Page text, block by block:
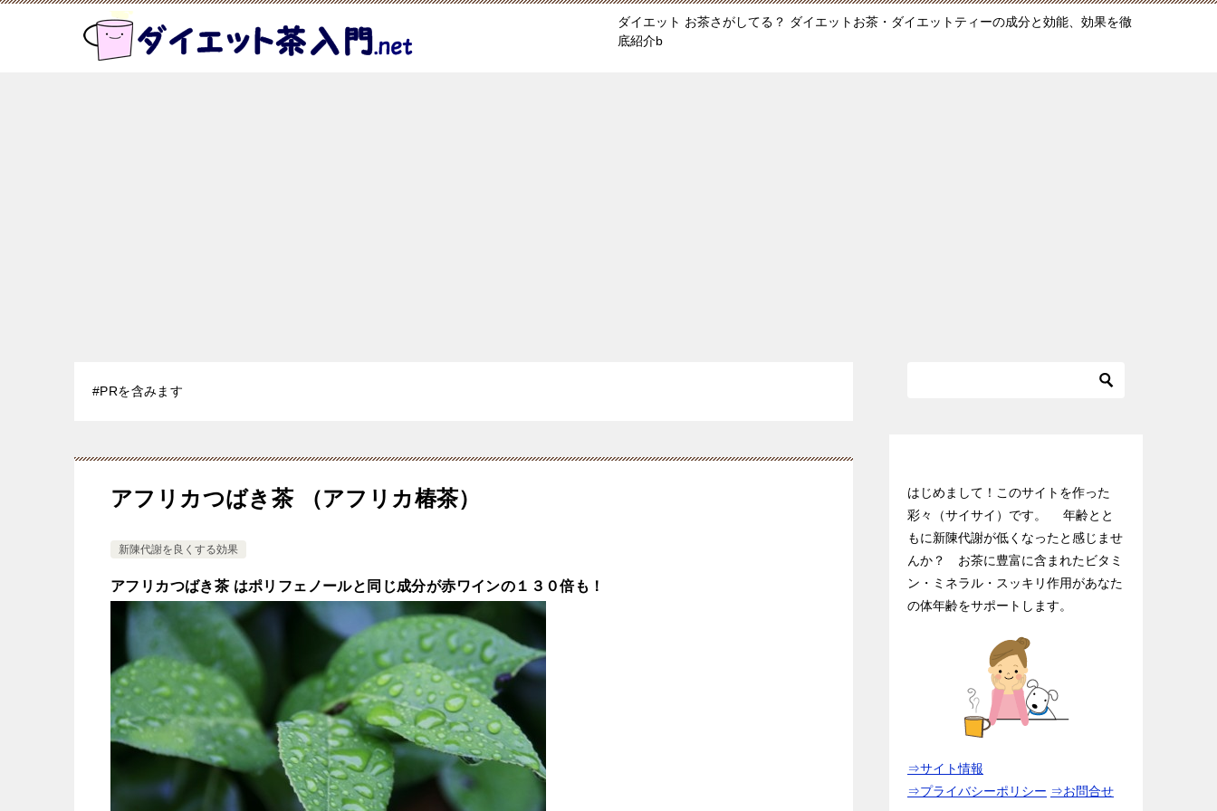
ダイエット お茶さがしてる？ ダイエットお茶・ダイエットティーの成分と効能、効果を徹
底紹介b
#PRを含みます
アフリカつばき茶 （アフリカ椿茶）
新陳代謝を良くする効果
アフリカつばき茶 はポリフェノールと同じ成分が赤ワインの１３０倍も！
はじめまして！このサイトを作った
彩々（サイサイ）です。 年齢とと
もに新陳代謝が低くなったと感じませ
んか？ お茶に豊富に含まれたビタミ
ン・ミネラル・スッキリ作用があなた
の体年齢をサポートします。
⇒サイト情報
⇒プライバシーポリシー ⇒お問合せ